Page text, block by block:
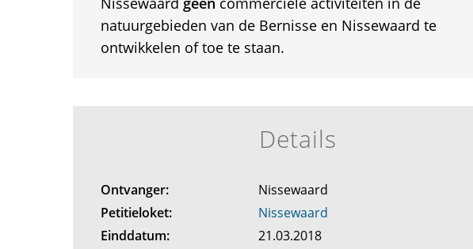
natuurgebieden van de Bernisse en Nissewaard te
ontwikkelen of toe te staan.
Details
Ontvanger:
Nissewaard
Petitieloket:
Nissewaard
Einddatum:
21.03.2018